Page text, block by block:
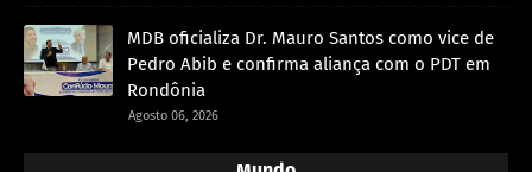
MDB oficializa Dr. Mauro Santos como vice de
Pedro Abib e confirma aliança com o PDT em
Rondônia
Agosto 06, 2026